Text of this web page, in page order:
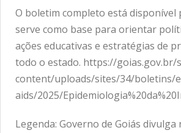
O boletim completo está disponível
serve como base para orientar
ações educativas e estratégias de
todo o estado. https://goias.gov.br/
content/uploads/sites/34/boletins/
aids/2025/
Legenda: Governo de Goiás